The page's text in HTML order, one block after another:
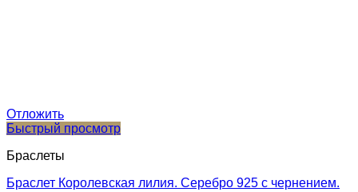
Отложить
Быстрый просмотр
Браслеты
Браслет Королевская лилия. Серебро 925 с чернением.